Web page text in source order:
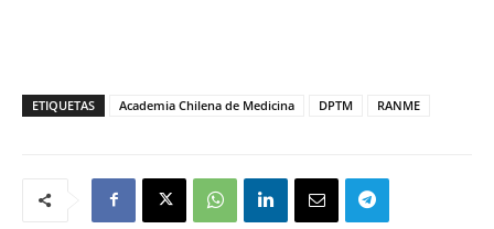
ETIQUETAS Academia Chilena de Medicina DPTM RANME